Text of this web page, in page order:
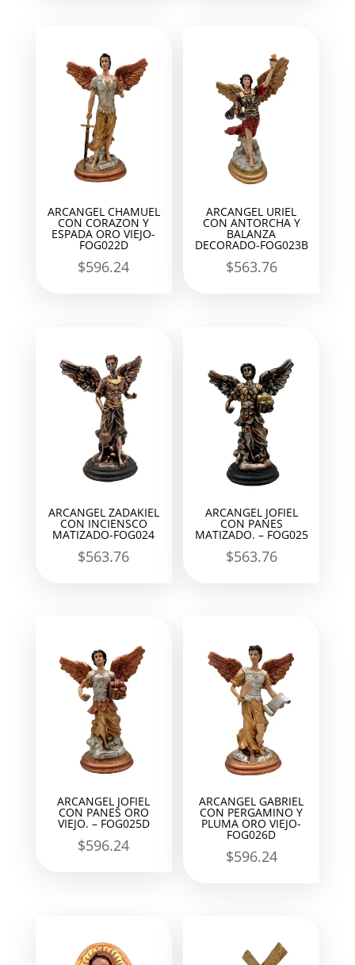
ARCANGEL CHAMUEL
CON CORAZON Y
ESPADA ORO VIEJO-
FOG022D
$596.24
ARCANGEL URIEL
CON ANTORCHA Y
BALANZA
DECORADO-FOG023B
$563.76
ARCANGEL ZADAKIEL
CON INCIENSCO
MATIZADO-FOG024
$563.76
ARCANGEL JOFIEL
CON PANES
MATIZADO. – FOG025
$563.76
ARCANGEL JOFIEL
CON PANES ORO
VIEJO. – FOG025D
$596.24
ARCANGEL GABRIEL
CON PERGAMINO Y
PLUMA ORO VIEJO-
FOG026D
$596.24